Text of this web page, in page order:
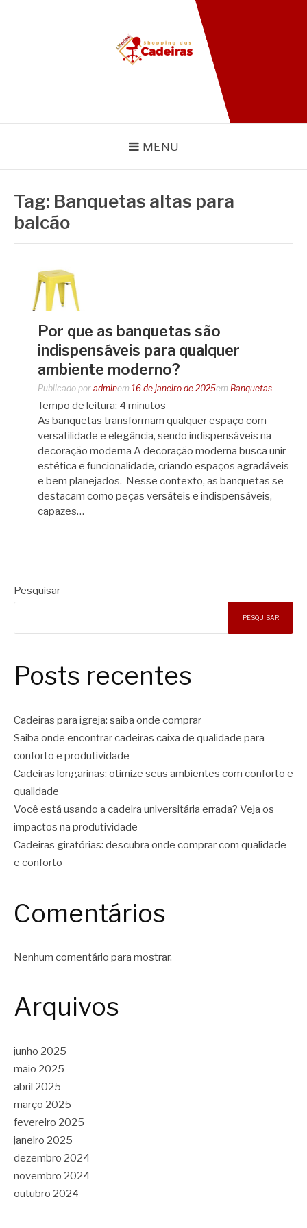
BLOG SHOPPING DAS
CADEIRAS
MENU
Tag: Banquetas altas para
balcão
Por que as banquetas são
indispensáveis para qualquer
ambiente moderno?
Publicado por adminem 16 de janeiro de 2025em Banquetas
Tempo de leitura: 4 minutos
As banquetas transformam qualquer espaço com
versatilidade e elegância, sendo indispensáveis na
decoração moderna A decoração moderna busca unir
estética e funcionalidade, criando espaços agradáveis
e bem planejados. Nesse contexto, as banquetas se
destacam como peças versáteis e indispensáveis,
capazes…
Pesquisar
PESQUISAR
Posts recentes
Cadeiras para igreja: saiba onde comprar
Saiba onde encontrar cadeiras caixa de qualidade para
conforto e produtividade
Cadeiras longarinas: otimize seus ambientes com conforto e
qualidade
Você está usando a cadeira universitária errada? Veja os
impactos na produtividade
Cadeiras giratórias: descubra onde comprar com qualidade
e conforto
Comentários
Nenhum comentário para mostrar.
Arquivos
junho 2025
maio 2025
abril 2025
março 2025
fevereiro 2025
janeiro 2025
dezembro 2024
novembro 2024
outubro 2024